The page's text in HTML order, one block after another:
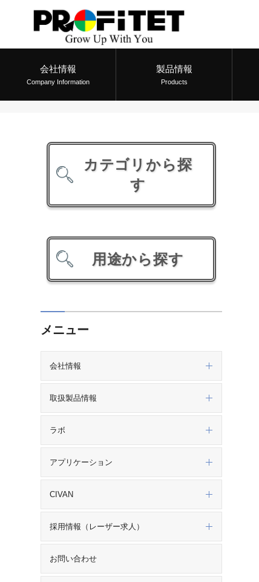
会社情報
Company Information
製品情報
Products
カテゴリから探
す
用途から探す
メニュー
会社情報
取扱製品情報
ラボ
アプリケーション
CIVAN
採用情報（レーザー求人）
お問い合わせ